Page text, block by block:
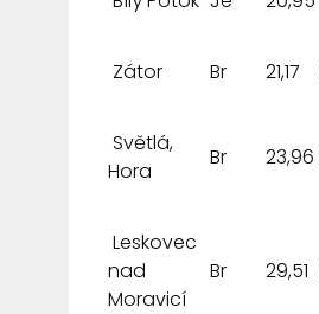
Zátor Br 21,17
Světlá,
Hora
Br 23,96
Leskovec
nad
Moravicí
Br 29,51